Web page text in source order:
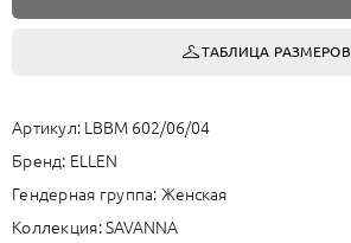
ТАБЛИЦА РАЗМЕРОВ
Артикул: LBBM 602/06/04
Бренд: ELLEN
Гендерная группа: Женская
Коллекция:SAVANNA